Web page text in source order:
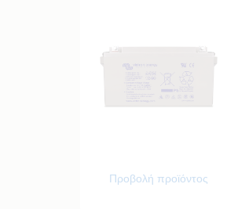
Προβολή προϊόντος